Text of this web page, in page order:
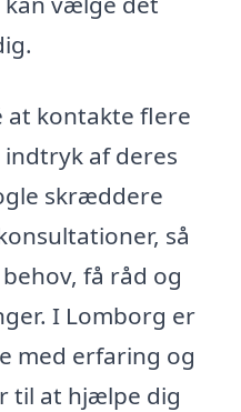
at kontakte flere
af deres
skræddere
så
få råd og
I Lomborg er
med erfaring og
til at hjælpe dig